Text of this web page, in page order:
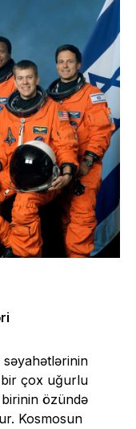
səyahətlərinin
bir çox uğurlu
özündə
Kosmosun